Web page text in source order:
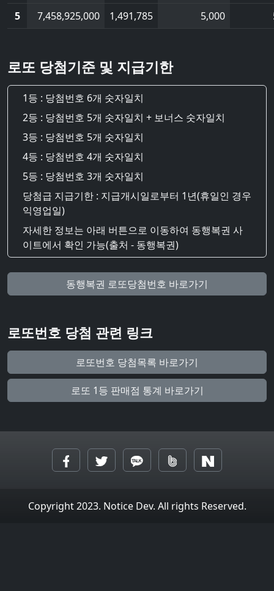
5
7,458,925,000 1,491,785 5,000
로또 당첨기준 및 지급기한
1등 : 당첨번호 6개 숫자일치
2등 : 당첨번호 5개 숫자일치 + 보너스 숫자일치
3등 : 당첨번호 5개 숫자일치
4등 : 당첨번호 4개 숫자일치
5등 : 당첨번호 3개 숫자일치
당첨급 지급기한 : 지급개시일로부터 1년(휴일인 경우
익영업일)
자세한 정보는 아래 버튼으로 이동하여 동행복권 사
이트에서 확인 가능(출처 - 동행복권)
동행복권 로또당첨번호 바로가기
로또번호 당첨 관련 링크
로또번호 당첨목록 바로가기
로또 1등 판매점 통계 바로가기
Copyright 2023. Notice Dev. All rights Reserved.